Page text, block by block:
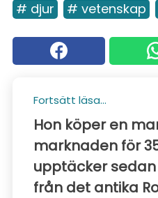
# djur # vetenskap
Fortsätt läsa...
Hon köper en
marknaden för
upptäcker
från det antika